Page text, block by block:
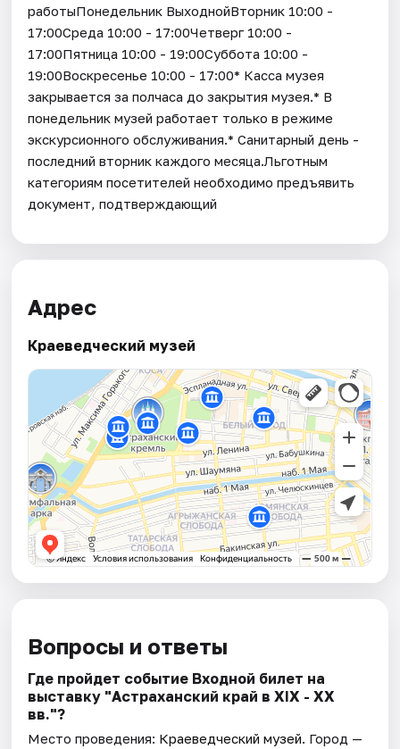
работыПонедельник ВыходнойВторник 10:00 -
17:00Среда 10:00 - 17:00Четверг 10:00 -
17:00Пятница 10:00 - 19:00Суббота 10:00 -
19:00Воскресенье 10:00 - 17:00* Касса музея
закрывается за полчаса до закрытия музея.* В
понедельник музей работает только в режиме
экскурсионного обслуживания.* Санитарный день -
последний вторник каждого месяца.Льготным
категориям посетителей необходимо предъявить
документ, подтверждающий
Адрес
Краеведческий музей
Вопросы и ответы
Где пройдет событие Входной билет на
выставку "Астраханский край в XIX - XX
вв."?
Место проведения: Краеведческий музей. Город —